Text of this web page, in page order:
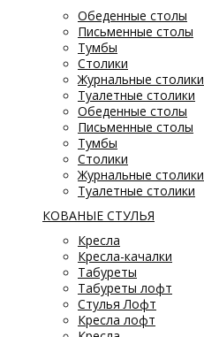
Обеденные столы
Письменные столы
Тумбы
Столики
Журнальные столики
Туалетные столики
Обеденные столы
Письменные столы
Тумбы
Столики
Журнальные столики
Туалетные столики
КОВАНЫЕ СТУЛЬЯ
Кресла
Кресла-качалки
Табуреты
Табуреты лофт
Стулья Лофт
Кресла лофт